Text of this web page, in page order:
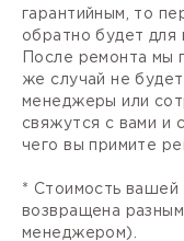
гарантийным, то
обратно будет для
После ремонта мы
же случай не
менеджеры или
свяжутся с вами и
чего вы примите
* Стоимость
возвращена
менеджером).